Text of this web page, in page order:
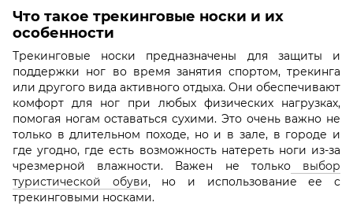
Что такое трекинговые носки и их
особенности
Трекинговые носки предназначены для защиты и
поддержки ног во время занятия спортом, трекинга
или другого вида активного отдыха. Они обеспечивают
комфорт для ног при любых физических нагрузках,
помогая ногам оставаться сухими. Это очень важно не
только в длительном походе, но и в зале, в городе и
где угодно, где есть возможность натереть ноги из-за
чрезмерной влажности. Важен не тольковыбор
туристической обуви, но и использование ее с
трекинговыми носками.